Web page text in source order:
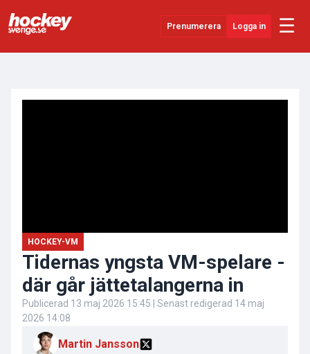
Prenumerera Logga in ☰
HOCKEY-VM
Tidernas yngsta VM-spelare -
där går jättetalangerna in
Publicerad 13 maj 2026 15:45 | Senast redigerad 14 maj
2026 14:08
Martin Jansson